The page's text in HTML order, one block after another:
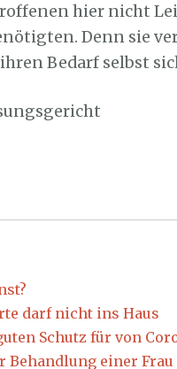
hier nicht
Denn sie
Bedarf selbst
darf nicht ins Haus
Schutz für von
Behandlung einer